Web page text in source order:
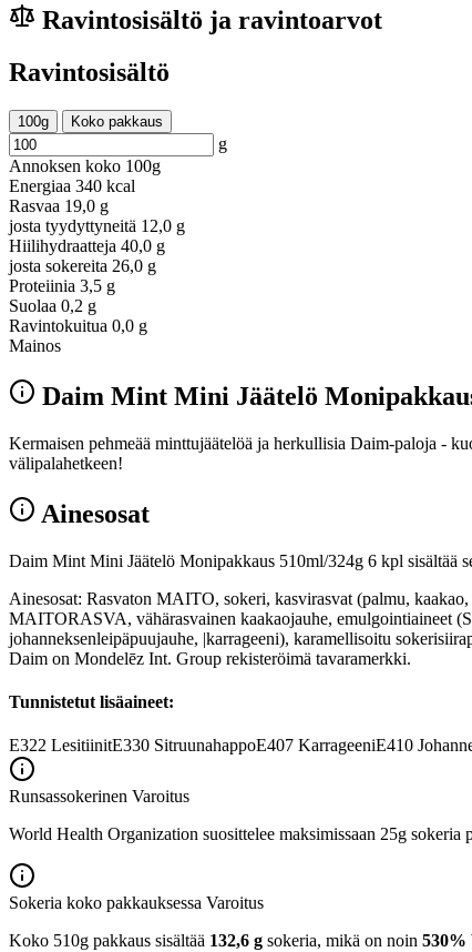
Ravintosisältö ja ravintoarvot
Ravintosisältö
100g Koko pakkaus
g
Annoksen koko 100g
Energiaa 340 kcal
Rasvaa 19,0 g
josta tyydyttyneitä 12,0 g
Hiilihydraatteja 40,0 g
josta sokereita 26,0 g
Proteiinia 3,5 g
Suolaa 0,2 g
Ravintokuitua 0,0 g
Mainos
Daim Mint Mini Jäätelö
Kermaisen pehmeää minttujäätelöä ja herkullisia Daim-paloja -
välipalahetkeen!
Ainesosat
Daim Mint Mini Jäätelö Monipakkaus 510ml/324g 6 kpl sisältää
Ainesosat: Rasvaton MAITO, sokeri, kasvirasvat (palmu,
MAITORASVA, vähärasvainen kaakaojauhe, emulgointiaineet
johanneksenleipäpuujauhe, |karrageeni), karamellisoitu
Daim on Mondelēz Int. Group rekisteröimä tavaramerkki.
Tunnistetut lisäaineet:
E322 LesitiinitE330 SitruunahappoE407 KarrageeniE410
Runsassokerinen Varoitus
World Health Organization suosittelee maksimissaan 25g sokeria
Sokeria koko pakkauksessa Varoitus
Koko 510g pakkaus sisältää 132,6 g sokeria, mikä on noin 530%